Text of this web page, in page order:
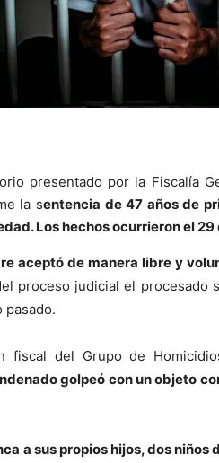
presentado por la Fiscalía
la sentencia de 47 años de
Los hechos ocurrieron el
aceptó de manera libre y
proceso judicial el procesado
pasado.
fiscal del Grupo de
golpeó con un objeto
a sus propios hijos, dos niños